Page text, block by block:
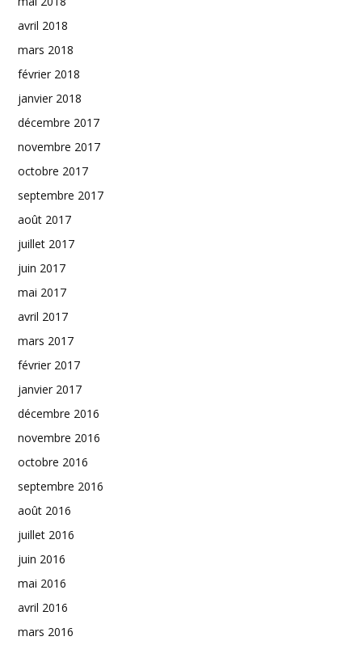
avril 2018
mars 2018
février 2018
janvier 2018
décembre 2017
novembre 2017
octobre 2017
septembre 2017
août 2017
juillet 2017
juin 2017
mai 2017
avril 2017
mars 2017
février 2017
janvier 2017
décembre 2016
novembre 2016
octobre 2016
septembre 2016
août 2016
juillet 2016
juin 2016
mai 2016
avril 2016
mars 2016